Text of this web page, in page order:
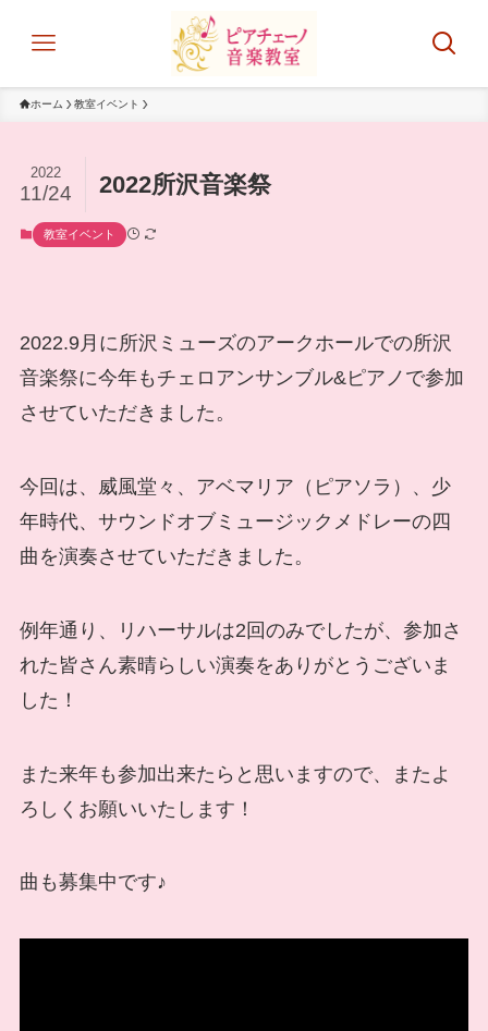
ホーム 教室イベント
2022所沢音楽祭
2022
11/24
教室イベント
2022.9月に所沢ミューズのアークホールでの所沢
音楽祭に今年もチェロアンサンブル&ピアノで参加
させていただきました。
今回は、威風堂々、アベマリア（ピアソラ）、少
年時代、サウンドオブミュージックメドレーの四
曲を演奏させていただきました。
例年通り、リハーサルは2回のみでしたが、参加さ
れた皆さん素晴らしい演奏をありがとうございま
した！
また来年も参加出来たらと思いますので、またよ
ろしくお願いいたします！
曲も募集中です♪